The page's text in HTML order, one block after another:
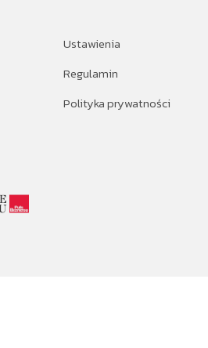
Ustawienia
Regulamin
Polityka prywatności